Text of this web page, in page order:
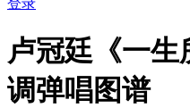
登录
卢冠廷《一
调弹唱图谱